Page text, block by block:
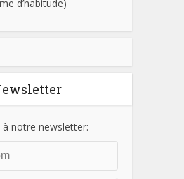
d’habitude)
à notre newsletter: